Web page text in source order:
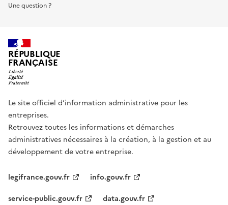
Une question ?
RÉPUBLIQUE
FRANÇAISE
Le site officiel d’information administrative pour les
entreprises.
Retrouvez toutes les informations et démarches
administratives nécessaires à la création, à la gestion et au
développement de votre entreprise.
legifrance.gouv.fr
info.gouv.fr
service-public.gouv.fr
data.gouv.fr